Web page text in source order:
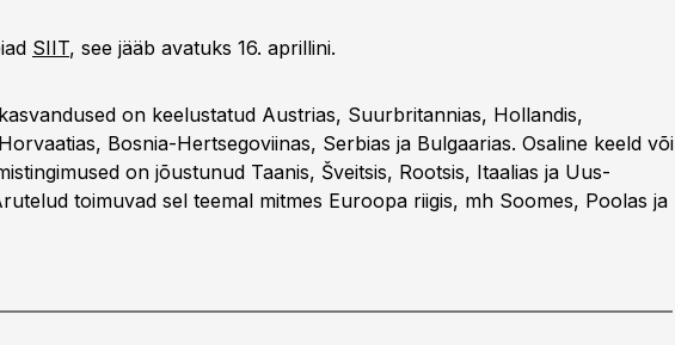
SIIT, see jääb avatuks 16. aprillini.
on keelustatud Austrias, Suurbritannias, Hollandis,
Bosnia-Hertsegoviinas, Serbias ja Bulgaarias. Osaline keeld või
on jõustunud Taanis, Šveitsis, Rootsis, Itaalias ja Uus-
toimuvad sel teemal mitmes Euroopa riigis, mh Soomes, Poolas ja